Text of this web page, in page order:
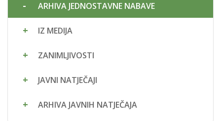
ARHIVA JEDNOSTAVNE NABAVE
IZ MEDIJA
ZANIMLJIVOSTI
JAVNI NATJEČAJI
ARHIVA JAVNIH NATJEČAJA